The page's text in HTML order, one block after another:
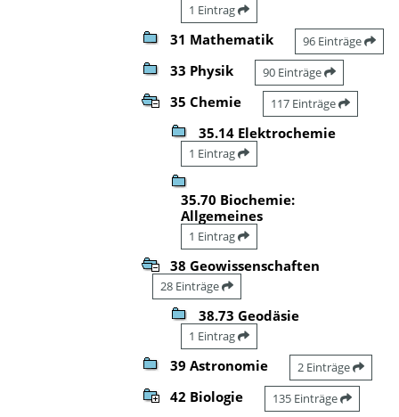
1 Eintrag
31 Mathematik 96 Einträge
33 Physik 90 Einträge
35 Chemie 117 Einträge
35.14 Elektrochemie
1 Eintrag
35.70 Biochemie:
Allgemeines
1 Eintrag
38 Geowissenschaften
28 Einträge
38.73 Geodäsie
1 Eintrag
39 Astronomie 2 Einträge
42 Biologie 135 Einträge